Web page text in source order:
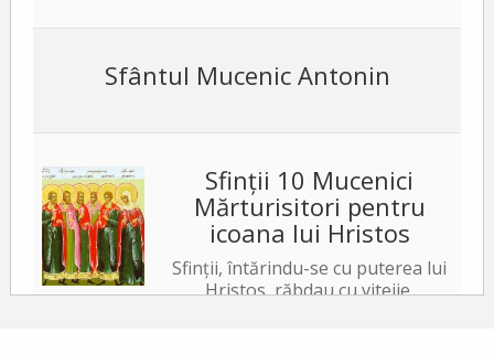
Sfântul Mucenic Antonin
Sfinții 10 Mucenici
Mărturisitori pentru
icoana lui Hristos
Sfinții, întărindu-se cu puterea lui
Hristos, răbdau cu vitejie,